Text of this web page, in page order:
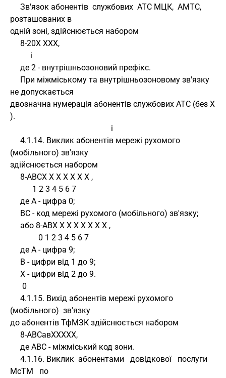
розташованих в
одній зоні, здійснюється набором
     8-20X XXX,
          і
     де 2 - внутрішньозоновий префікс.
не допускається
двозначна нумерація абонентів службових АТС (без X
).
                                                  і
(мобільного) зв'язку
здійснюється набором
     8-АВСX X X X X X X ,
           1 2 3 4 5 6 7
     де А - цифра 0;
     ВС - код мережі рухомого (мобільного) зв'язку;
     або 8-АВX X X X X X X X ,
              0 1 2 3 4 5 6 7
     де А - цифра 9;
     В - цифри від 1 до 9;
     X - цифри від 2 до 9.
      0
(мобільного)  зв'язку
до абонентів ТфМЗК здійснюється набором
     8-АВСавXXXXX,
     де АВС - міжміський код зони.
МсТМ   по